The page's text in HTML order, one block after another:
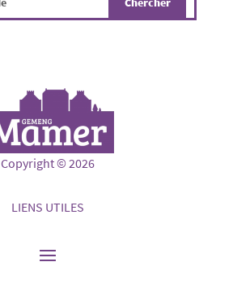
Copyright © 2026
LIENS UTILES